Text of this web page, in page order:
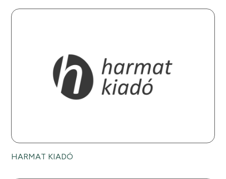
HARMAT KIADÓ